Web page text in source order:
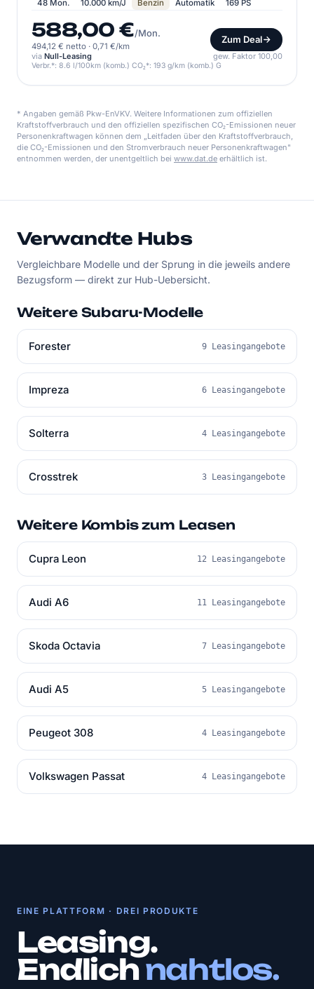
48 Mon. 10.000 km/J Benzin Automatik 169 PS
588,00 €/Mon.
494,12 € netto · 0,71 €/km
Zum Deal
via Null-Leasing gew. Faktor 100,00
Verbr.*: 8.6 l/100km (komb.) CO₂*: 193 g/km (komb.) G
* Angaben gemäß Pkw-EnVKV. Weitere Informationen zum offiziellen
Kraftstoffverbrauch und den offiziellen spezifischen CO₂-Emissionen neuer
Personenkraftwagen können dem „Leitfaden über den Kraftstoffverbrauch,
die CO₂-Emissionen und den Stromverbrauch neuer Personenkraftwagen"
entnommen werden, der unentgeltlich bei www.dat.de erhältlich ist.
Verwandte Hubs
Vergleichbare Modelle und der Sprung in die jeweils andere
Bezugsform — direkt zur Hub-Uebersicht.
Weitere Subaru-Modelle
Forester 9 Leasingangebote
Impreza 6 Leasingangebote
Solterra 4 Leasingangebote
Crosstrek 3 Leasingangebote
Weitere Kombis zum Leasen
Cupra Leon 12 Leasingangebote
Audi A6 11 Leasingangebote
Skoda Octavia 7 Leasingangebote
Audi A5 5 Leasingangebote
Peugeot 308 4 Leasingangebote
Volkswagen Passat 4 Leasingangebote
EINE PLATTFORM · DREI PRODUKTE
Leasing.
Endlichnahtlos.